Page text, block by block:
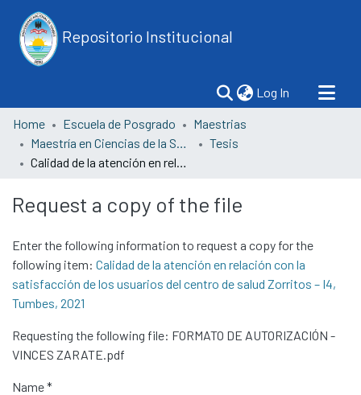
Repositorio Institucional
Log In (current)
Home Escuela de Posgrado
Maestrias
Maestría en Ciencias de la Salud con mención en Gerencia de los Servicios de Salud
Tesis
Calidad de la atención en relación con la satisfacción de los usuarios del centro de salud Zorritos – I4, Tumbes, 2021
Request a copy of the file
Enter the following information to request a copy for the
following item: Calidad de la atención en relación con la
satisfacción de los usuarios del centro de salud Zorritos – I4,
Tumbes, 2021
Requesting the following file: FORMATO DE AUTORIZACIÓN -
VINCES ZARATE.pdf
Name *